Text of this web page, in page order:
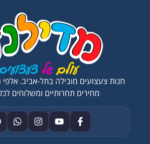
חנות צעצועים מובילה בתל-אביב. אלפי
מחירים תחרותיים ומשלוחים